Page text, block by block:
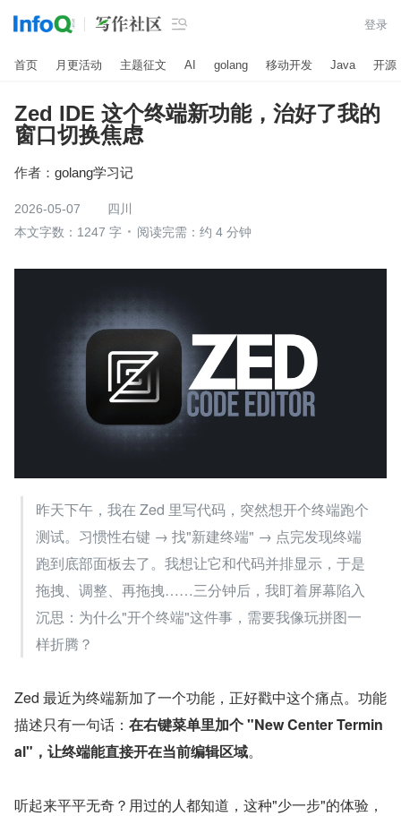
 登录
首页 月更活动 主题征文 AI golang 移动开发 Java 开源
Zed IDE 这个终端新功能，治好了我的
窗口切换焦虑
作者： golang学习记
2026-05-07
四川
本文字数：1247 字
阅读完需：约 4 分钟
昨天下午，我在 Zed 里写代码，突然想开个终端跑个
测试。习惯性右键 → 找"新建终端" → 点完发现终端
跑到底部面板去了。我想让它和代码并排显示，于是
拖拽、调整、再拖拽……三分钟后，我盯着屏幕陷入
沉思：为什么"开个终端"这件事，需要我像玩拼图一
样折腾？
Zed 最近为终端新加了一个功能，正好戳中这个痛点。功能
描述只有一句话： 在右键菜单里加个 "New Center Termin
al"，让终端能直接开在当前编辑区域。
听起来平平无奇？用过的人都知道，这种"少一步"的体验，